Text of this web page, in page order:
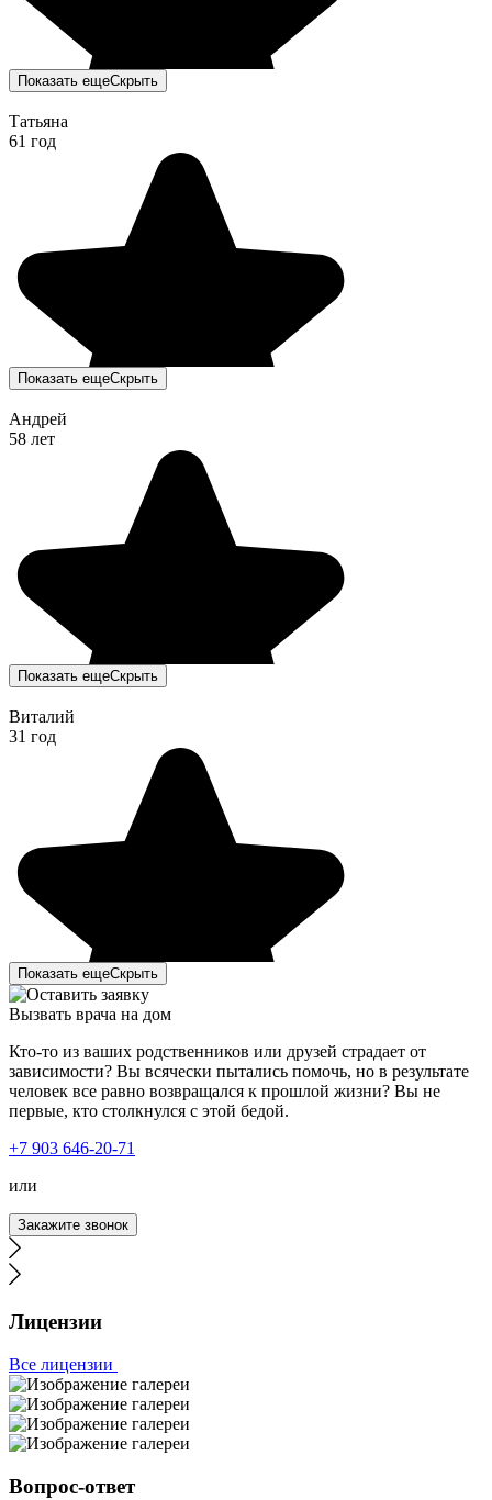
Мой муж ушёл в запой на несколько недель. Я
обратилась к вам, так как он не хотел выходить из запоя.
Мне дали четкие рекомендации по поведению с ним. И
смогла настоять и уговорить мужа о выводе из запоя.
Приехал врач, установил капельницу, провел беседу с
мужем. Теперь муж хочет закодировать, это чудо и
только.
Моя мать с отчимом – запойные люди. Пару дней я не
могла до них дозвониться и, конечно же, поехала к ним.
Зайдя в квартиру, ужаснулась. На их мрачный вид было
страшно смотреть. Ушла в другую комнату и начала
Показать ещеСкрыть
Татьяна
61 год
Показать ещеСкрыть
Андрей
58 лет
Показать ещеСкрыть
Виталий
31 год
Показать ещеСкрыть
Вызвать врача на дом
Кто-то из ваших родственников или друзей страдает от
зависимости? Вы всячески пытались помочь, но в результате
человек все равно возвращался к прошлой жизни? Вы не
первые, кто столкнулся с этой бедой.
+7 903 646-20-71
или
Закажите звонок
Лицензии
Все лицензии
Вопрос-ответ